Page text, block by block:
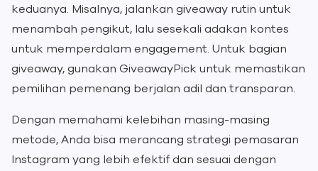
keduanya. Misalnya, jalankan giveaway rutin untuk
menambah pengikut, lalu sesekali adakan kontes
untuk memperdalam engagement. Untuk bagian
giveaway, gunakan GiveawayPick untuk memastikan
pemilihan pemenang berjalan adil dan transparan.
Dengan memahami kelebihan masing-masing
metode, Anda bisa merancang strategi pemasaran
Instagram yang lebih efektif dan sesuai dengan